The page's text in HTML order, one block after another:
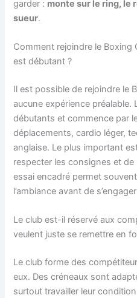
garder : monte sur le ring, le
sueur.
Comment rejoindre le Boxing
est débutant ?
Il est possible de rejoindre le
aucune expérience préalable.
débutants et commence par
déplacements, cardio léger,
anglaise. Le plus important
respecter les consignes et
essai encadré permet
l’ambiance avant de
Le club est-il réservé aux
veulent juste se remettre en
Le club forme des
eux. Des créneaux sont
surtout travailler leur